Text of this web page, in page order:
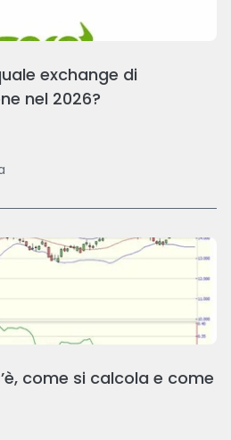
exchange di
nel 2026?
come si calcola e come